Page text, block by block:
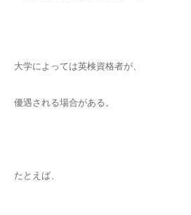
大学によっては英検資格者が、
優遇される場合がある。
たとえば、